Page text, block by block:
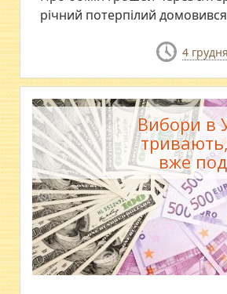
річний потерпілий
4
Вибори в
вже